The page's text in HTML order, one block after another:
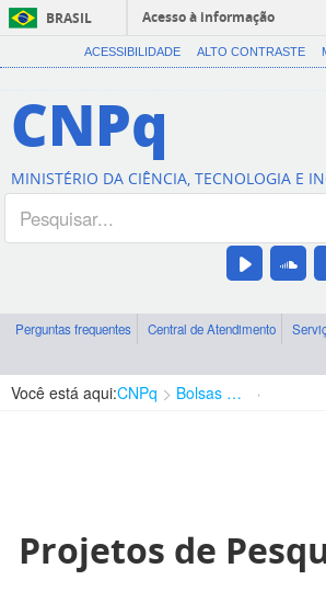
BRASIL
Acesso à informação
ACESSIBILIDADE ALTO CONTRASTE
CNPq
MINISTÉRIO DA CIÊNCIA, TECNOLOGIA E
Perguntas frequentes Central de Atendimento
Você está aqui:CNPq Bolsas e Auxílios Vigentes
Projetos de